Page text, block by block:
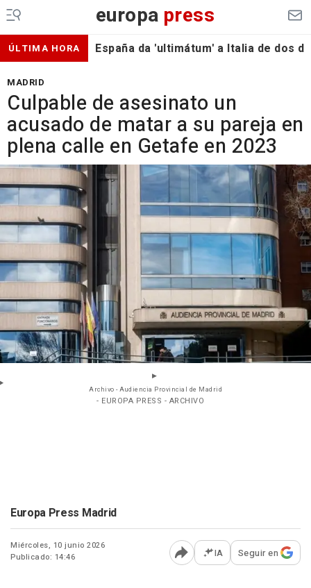
europa press
ÚLTIMA HORA España da 'ultimátum' a Italia de dos
MADRID
Culpable de asesinato un
acusado de matar a su pareja en
plena calle en Getafe en 2023
Archivo - Audiencia Provincial de Madrid
- EUROPA PRESS - ARCHIVO
Europa Press Madrid
Miércoles, 10 junio 2026
Publicado: 14:46
Abrir opciones para
IA Seguir en